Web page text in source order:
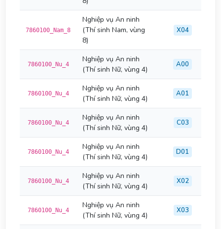
7860100_Nam_8
Nghiệp vụ An ninh
(Thí sinh Nam, vùng
8)
X04
7860100_Nu_4
Nghiệp vụ An ninh
(Thí sinh Nữ, vùng 4)
A00
7860100_Nu_4
Nghiệp vụ An ninh
(Thí sinh Nữ, vùng 4)
A01
7860100_Nu_4
Nghiệp vụ An ninh
(Thí sinh Nữ, vùng 4)
C03
7860100_Nu_4
Nghiệp vụ An ninh
(Thí sinh Nữ, vùng 4)
D01
7860100_Nu_4
Nghiệp vụ An ninh
(Thí sinh Nữ, vùng 4)
X02
7860100_Nu_4
Nghiệp vụ An ninh
(Thí sinh Nữ, vùng 4)
X03